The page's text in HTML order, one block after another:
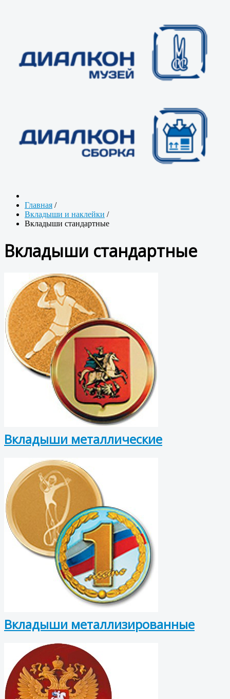
Главная /
Вкладыши и наклейки /
Вкладыши стандартные
Вкладыши стандартные
Вкладыши металлические
Вкладыши металлизированные